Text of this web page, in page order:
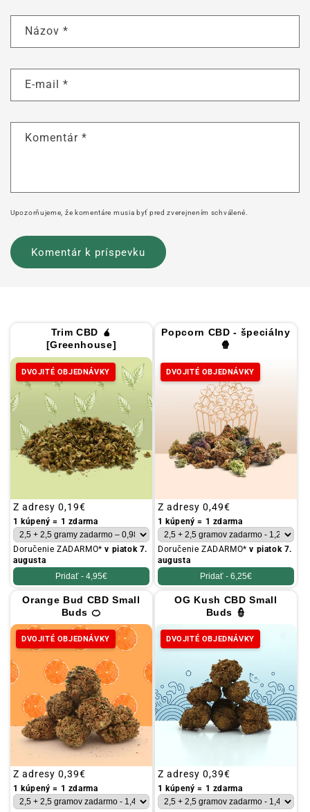
Názov *
E-mail *
Komentár *
Upozorňujeme, že komentáre musia byť pred zverejnením schválené.
Trim CBD 🧉
[Greenhouse]
DVOJITÉ OBJEDNÁVKY
Obvyklá
cena
Z adresy 0,19€
1 kúpený = 1 zdarma
Doručenie ZADARMO*v piatok 7.
augusta
Pridať - 4,95€
Popcorn CBD - špeciálny
🍿
DVOJITÉ OBJEDNÁVKY
Obvyklá
cena
Z adresy 0,49€
1 kúpený = 1 zdarma
Doručenie ZADARMO*v piatok 7.
augusta
Pridať - 6,25€
Orange Bud CBD Small
Buds 🍊
DVOJITÉ OBJEDNÁVKY
Obvyklá
cena
Z adresy 0,39€
1 kúpený = 1 zdarma
OG Kush CBD Small
Buds 👮
DVOJITÉ OBJEDNÁVKY
Obvyklá
cena
Z adresy 0,39€
1 kúpený = 1 zdarma